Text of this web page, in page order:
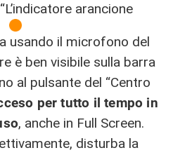
arancione
usando il microfono del
è ben visibile sulla barra
al pulsante del “Centro
per tutto il tempo in
, anche in Full Screen.
disturba la